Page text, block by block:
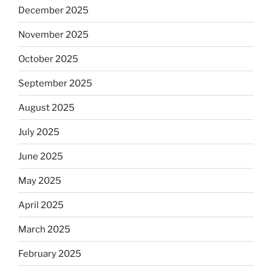
December 2025
November 2025
October 2025
September 2025
August 2025
July 2025
June 2025
May 2025
April 2025
March 2025
February 2025